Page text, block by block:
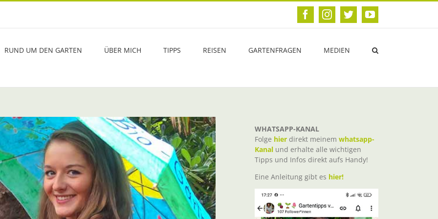
FacebookInstagram
TwitterYouTube
RUND UM DEN GARTEN ÜBER MICH TIPPS REISEN GARTENFRAGEN MEDIEN
WHATSAPP-KANAL
Folge hier direkt meinem whatsapp-
Kanal und erhalte alle wichtigen
Tipps und Infos direkt aufs Handy!
Eine Anleitung gibt es hier!